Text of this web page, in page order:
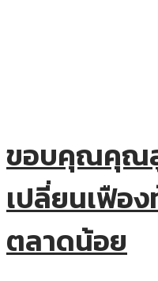
ขอบคุณคุณ
เปลี่ยนเฟือ
ตลาดน้อย